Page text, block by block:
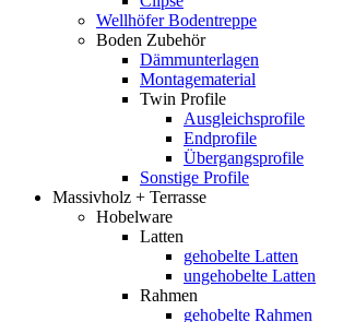
Wellhöfer Bodentreppe
Boden Zubehör
Dämmunterlagen
Montagematerial
Twin Profile
Ausgleichsprofile
Endprofile
Übergangsprofile
Sonstige Profile
Massivholz + Terrasse
Hobelware
Latten
gehobelte Latten
ungehobelte Latten
Rahmen
gehobelte Rahmen